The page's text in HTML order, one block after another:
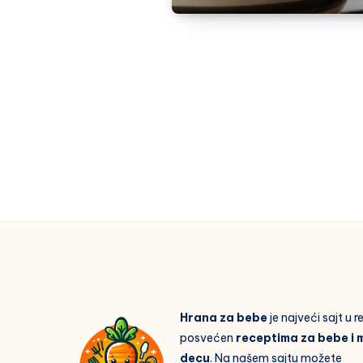
Hrana za bebeje najveći sajt u
posvećen receptima za bebe i
decu. Na našem sajtu možete